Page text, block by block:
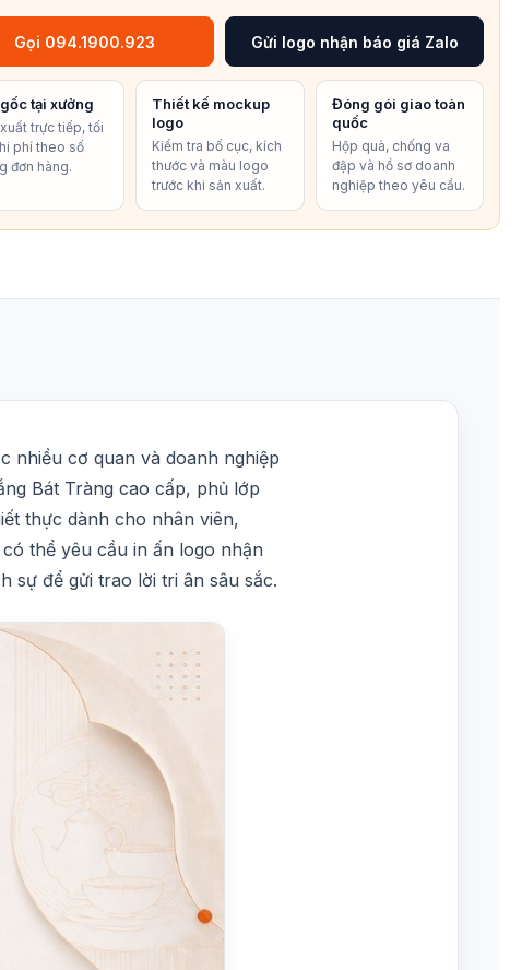
Gọi 094.1900.923 Gửi logo nhận báo giá Zalo
tại xưởng
trực tiếp, tối
phí theo số
đơn hàng.
Thiết kế mockup
logo
Kiểm tra bố cục, kích
thước và màu logo
trước khi sản xuất.
Đóng gói giao toàn
quốc
Hộp quà, chống va
đập và hồ sơ doanh
nghiệp theo yêu cầu.
nhiều cơ quan và doanh nghiệp
Bát Tràng cao cấp, phủ lớp
thực dành cho nhân viên,
thể yêu cầu in ấn logo nhận
sự để gửi trao lời tri ân sâu sắc.